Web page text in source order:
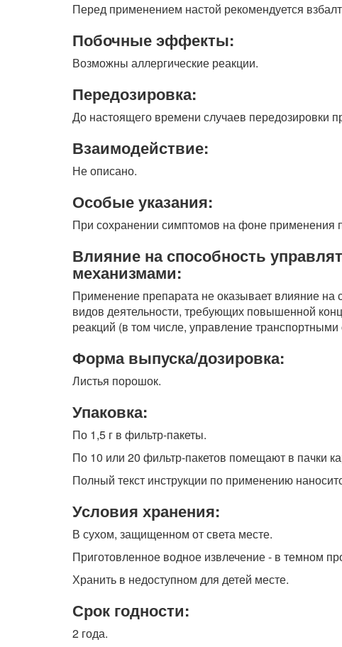
Перед применением настой рекомендуется
Побочные эффекты:
Возможны аллергические реакции.
Передозировка:
До настоящего времени случаев передозировки
Взаимодействие:
Не описано.
Особые указания:
При сохранении симптомов на фоне применения
Влияние на способность
механизмами:
Применение препарата не оказывает влияние
видов деятельности, требующих повышенной
реакций (в том числе, управление
Форма выпуска/дозировка:
Листья порошок.
Упаковка:
По 1,5 г в фильтр-пакеты.
По 10 или 20 фильтр-пакетов помещают в пачки
Полный текст инструкции по применению
Условия хранения:
В сухом, защищенном от света месте.
Приготовленное водное извлечение - в темном
Хранить в недоступном для детей месте.
Срок годности:
2 года.